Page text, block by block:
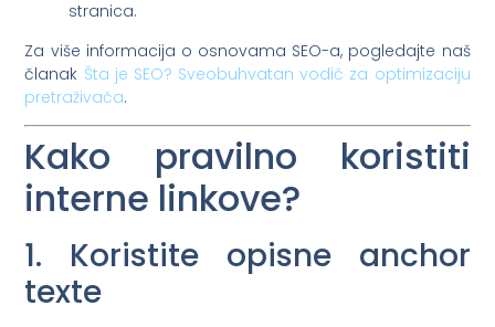
stranica.
Za više informacija o osnovama SEO-a, pogledajte naš
članak Šta je SEO? Sveobuhvatan vodič za optimizaciju
pretraživača.
Kako pravilno koristiti
interne linkove?
1. Koristite opisne anchor
texte